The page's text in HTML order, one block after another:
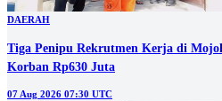
DAERAH
Tiga Penipu Rekrutmen Kerja di
Korban Rp630 Juta
07 Aug 2026 07:30 UTC